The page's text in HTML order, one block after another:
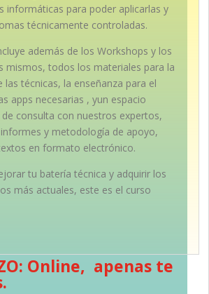
informáticas para poder aplicarlas y
técnicamente controladas.
además de los Workshops y los
mismos, todos los materiales para la
las técnicas, la enseñanza para el
apps necesarias , yun espacio
consulta con nuestros expertos,
y metodología de apoyo,
en formato electrónico.
tu batería técnica y adquirir los
más actuales, este es el curso
Online, apenas te